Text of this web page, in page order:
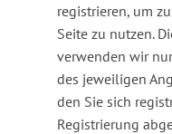
registrieren, um
Seite zu nutzen.
verwenden wir
des jeweiligen
den Sie sich
Registrierung